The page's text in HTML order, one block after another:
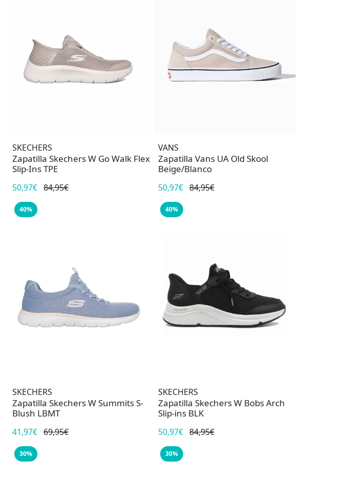
SKECHERS
Zapatilla Skechers W Go Walk Flex
Slip-Ins TPE
50,97€ 84,95€
VANS
Zapatilla Vans UA Old Skool
Beige/Blanco
50,97€ 84,95€
40%
SKECHERS
Zapatilla Skechers W Summits S-
Blush LBMT
41,97€ 69,95€
40%
SKECHERS
Zapatilla Skechers W Bobs Arch
Slip-ins BLK
50,97€ 84,95€
30% 30%